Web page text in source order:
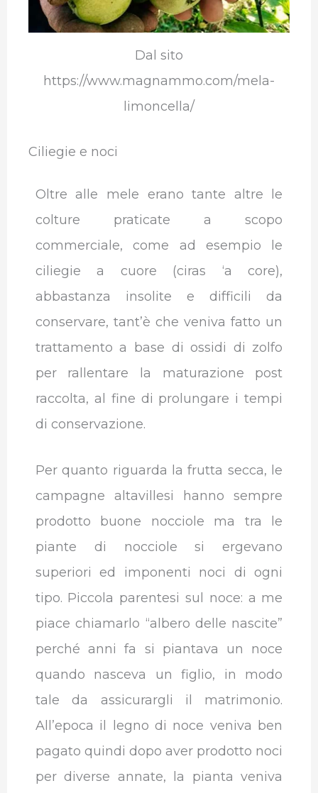
Dal sito
https://www.magnammo.com/mela-
limoncella/
Ciliegie e noci
Oltre alle mele erano tante altre le
colture praticate a scopo
commerciale, come ad esempio le
ciliegie a cuore (ciras ‘a core),
abbastanza insolite e difficili da
conservare, tant’è che veniva fatto un
trattamento a base di ossidi di zolfo
per rallentare la maturazione post
raccolta, al fine di prolungare i tempi
di conservazione.
Per quanto riguarda la frutta secca, le
campagne altavillesi hanno sempre
prodotto buone nocciole ma tra le
piante di nocciole si ergevano
superiori ed imponenti noci di ogni
tipo. Piccola parentesi sul noce: a me
piace chiamarlo “albero delle nascite”
perché anni fa si piantava un noce
quando nasceva un figlio, in modo
tale da assicurargli il matrimonio.
All’epoca il legno di noce veniva ben
pagato quindi dopo aver prodotto noci
per diverse annate, la pianta veniva